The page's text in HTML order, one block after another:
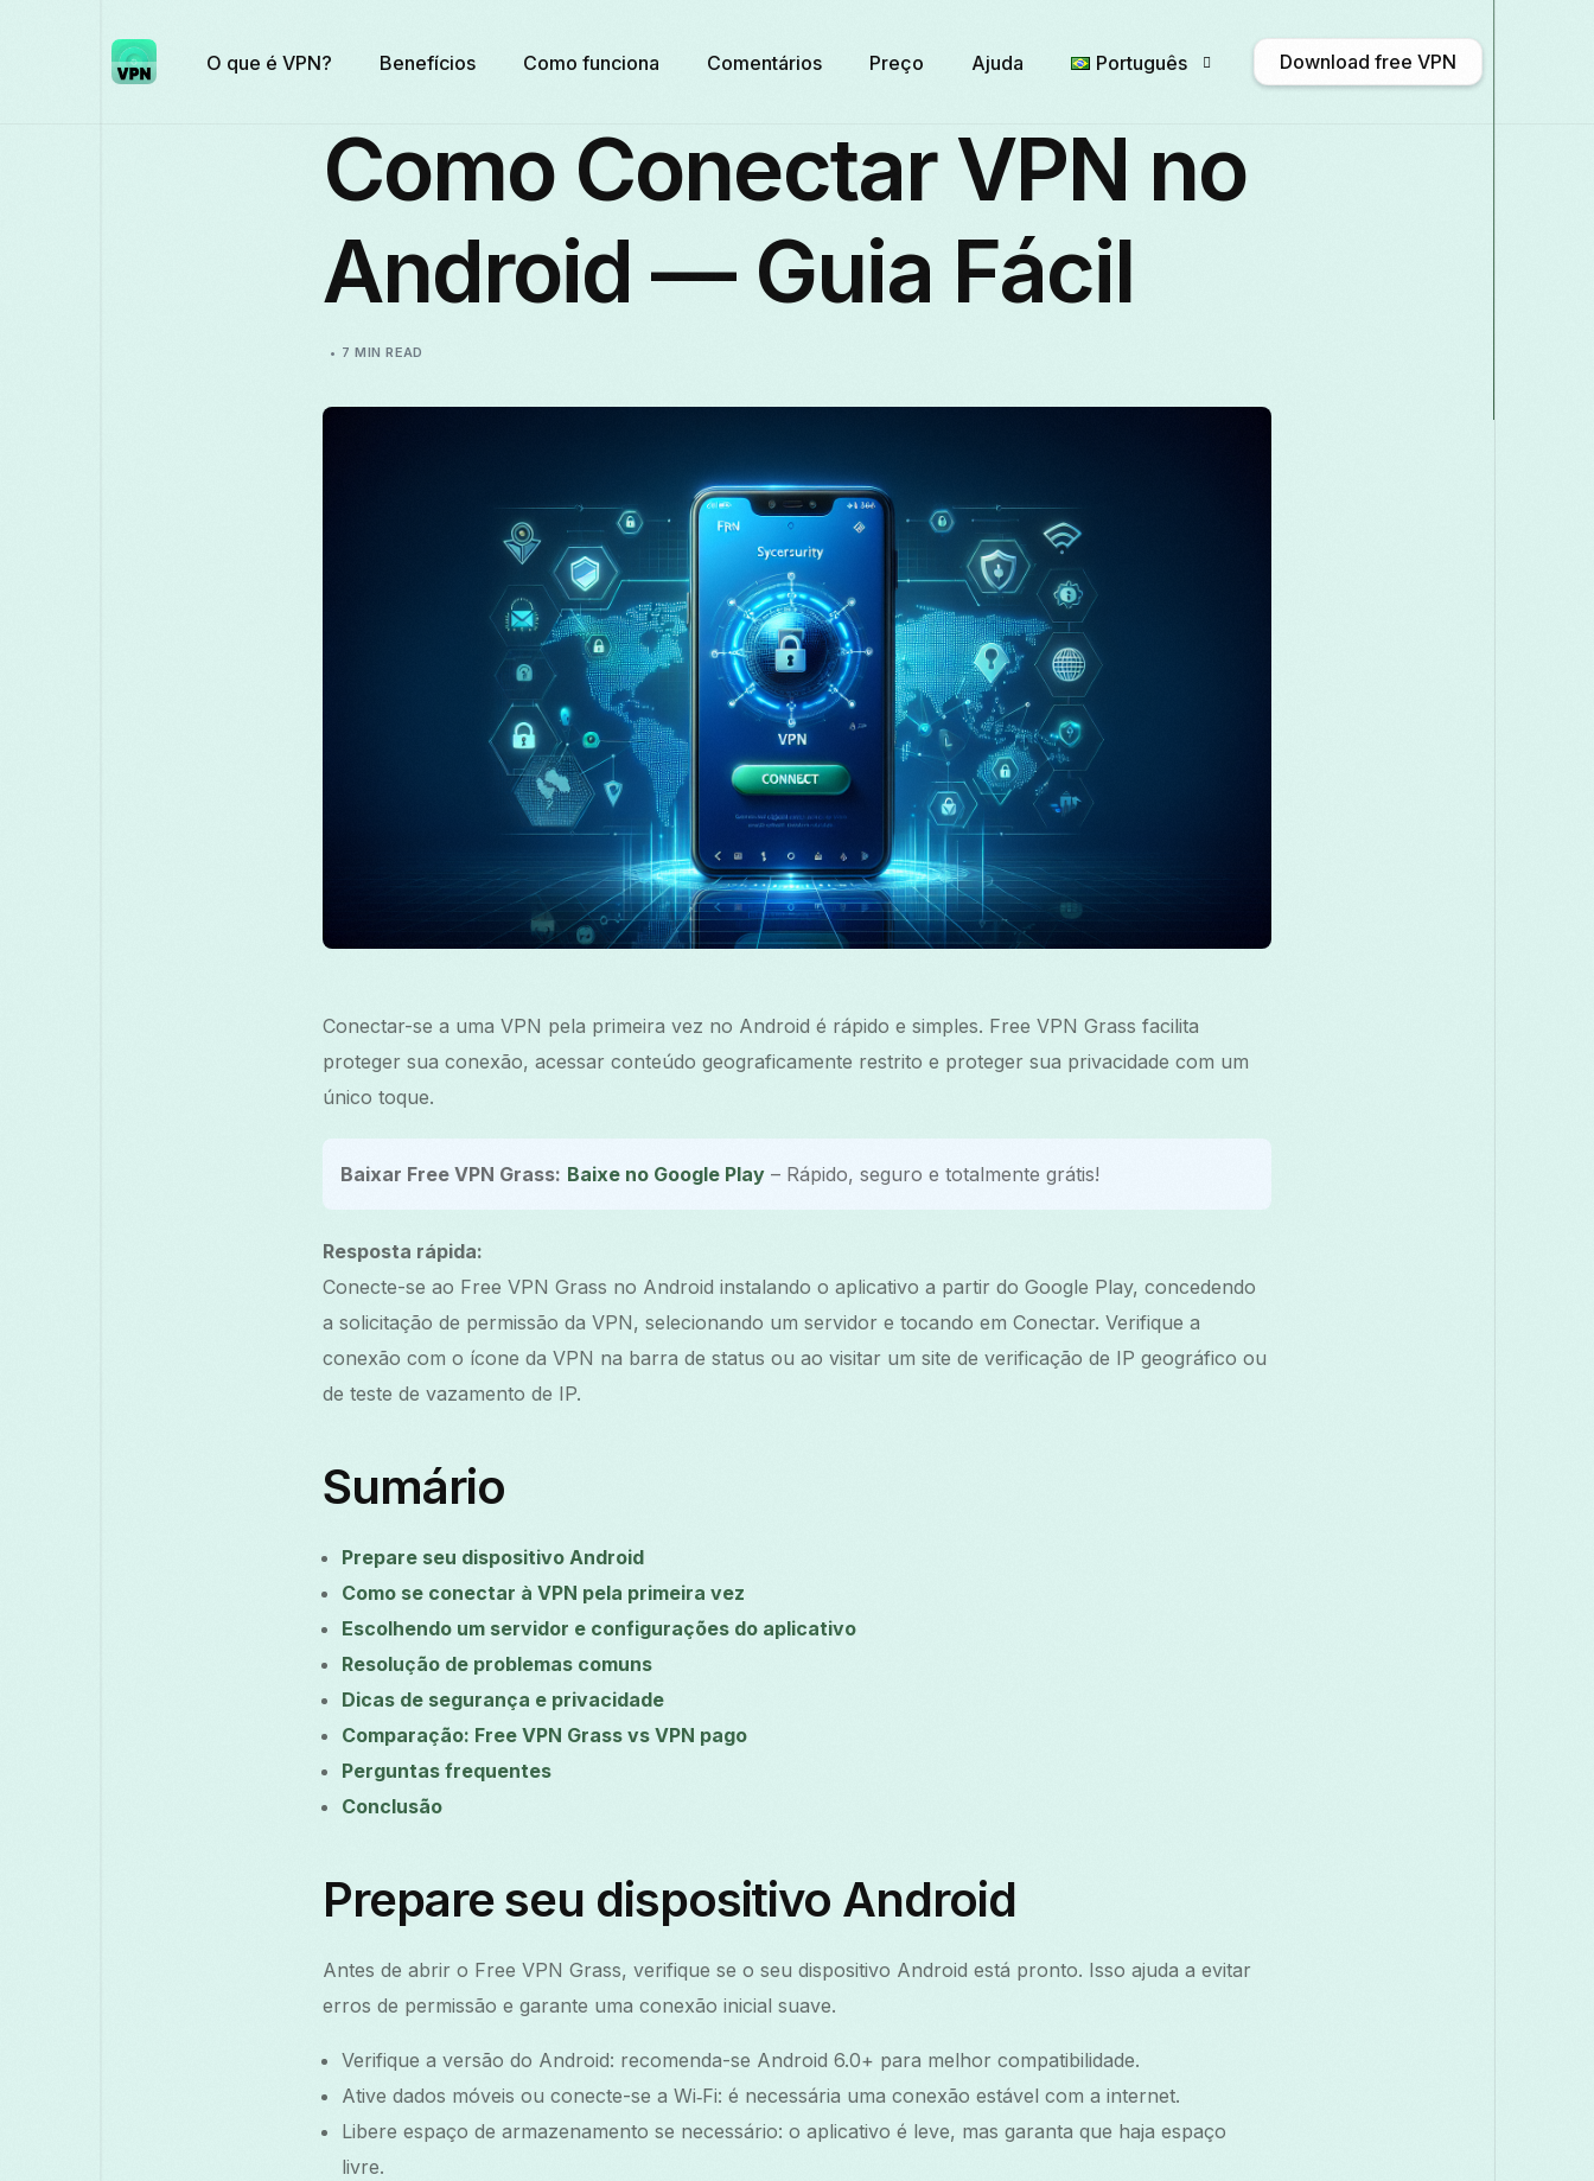
O que é VPN? Benefícios Como funciona Comentários Preço Ajuda Português Download free VPN
Como Conectar VPN no
Android — Guia Fácil
7 MIN READ
Conectar-se a uma VPN pela primeira vez no Android é rápido e simples. Free VPN Grass facilita
proteger sua conexão, acessar conteúdo geograficamente restrito e proteger sua privacidade com um
único toque.
Baixar Free VPN Grass: Baixe no Google Play – Rápido, seguro e totalmente grátis!
Resposta rápida:
Conecte-se ao Free VPN Grass no Android instalando o aplicativo a partir do Google Play, concedendo
a solicitação de permissão da VPN, selecionando um servidor e tocando em Conectar. Verifique a
conexão com o ícone da VPN na barra de status ou ao visitar um site de verificação de IP geográfico ou
de teste de vazamento de IP.
Sumário
Prepare seu dispositivo Android
Como se conectar à VPN pela primeira vez
Escolhendo um servidor e configurações do aplicativo
Resolução de problemas comuns
Dicas de segurança e privacidade
Comparação: Free VPN Grass vs VPN pago
Perguntas frequentes
Conclusão
Prepare seu dispositivo Android
Antes de abrir o Free VPN Grass, verifique se o seu dispositivo Android está pronto. Isso ajuda a evitar
erros de permissão e garante uma conexão inicial suave.
Verifique a versão do Android: recomenda-se Android 6.0+ para melhor compatibilidade.
Ative dados móveis ou conecte-se a Wi‑Fi: é necessária uma conexão estável com a internet.
Libere espaço de armazenamento se necessário: o aplicativo é leve, mas garanta que haja espaço
livre.